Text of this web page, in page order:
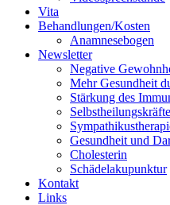
Vita
Behandlungen/Kosten
Anamnesebogen
Newsletter
Negative
Mehr Gesundheit
Stärkung des
Selbstheilungskräfte
Gesundheit und
Cholesterin
Schädelakupunktur
Kontakt
Links